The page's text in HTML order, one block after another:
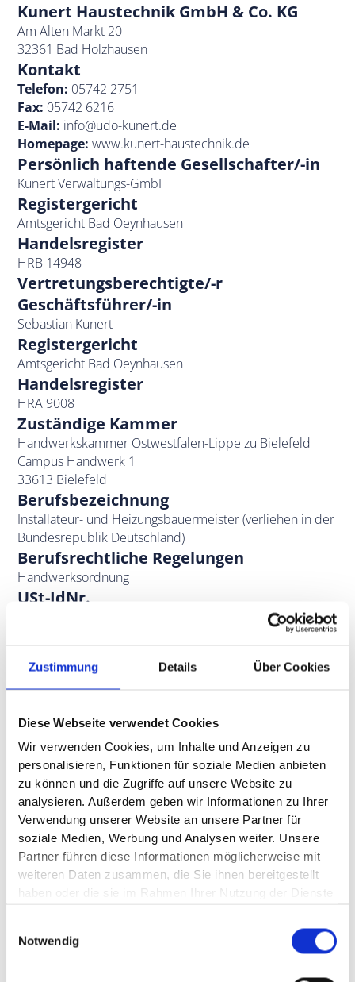
Zustimmung Details Über Cookies
Diese Webseite verwendet Cookies
Wir verwenden Cookies, um Inhalte und Anzeigen zu
personalisieren, Funktionen für soziale Medien anbieten
zu können und die Zugriffe auf unsere Website zu
analysieren. Außerdem geben wir Informationen zu Ihrer
Verwendung unserer Website an unsere Partner für
soziale Medien, Werbung und Analysen weiter. Unsere
Partner führen diese Informationen möglicherweise mit
weiteren Daten zusammen, die Sie ihnen bereitgestellt
haben oder die sie im Rahmen Ihrer Nutzung der Dienste
Notwendig
Kunert Haustechnik GmbH & Co. KG
Am Alten Markt 20
32361 Bad Holzhausen
Kontakt
Telefon: 05742 2751
Fax: 05742 6216
E-Mail: info@udo-kunert.de
Homepage: www.kunert-haustechnik.de
Persönlich haftende Gesellschafter/-in
Kunert Verwaltungs-GmbH
Registergericht
Amtsgericht Bad Oeynhausen
Handelsregister
HRB 14948
Vertretungsberechtigte/-r
Geschäftsführer/-in
Sebastian Kunert
Registergericht
Amtsgericht Bad Oeynhausen
Handelsregister
HRA 9008
Zuständige Kammer
Handwerkskammer Ostwestfalen-Lippe zu Bielefeld
Campus Handwerk 1
33613 Bielefeld
Berufsbezeichnung
Installateur- und Heizungsbauermeister (verliehen in der
Bundesrepublik Deutschland)
Berufsrechtliche Regelungen
Handwerksordnung
USt-IdNr.
Wir legen Wert auf die Feststellung, dass die Inhalte
dieser Internetseite mit großer Sorgfalt
zusammengestellt werden, aber nur der
individuelle Beratung für eine Kaufentscheidung wird
hierdurch nicht ersetzt. Eine jederzeitige Änderung der
Inhalte bleibt vorbehalten.
Beschwerdeverfahren
Wir sind nicht bereit oder verpflichtet, an
Streitbeilegungsverfahren vor einer
Verbraucherschlichtungsstelle teilzunehmen.
Stand:24.06.2026